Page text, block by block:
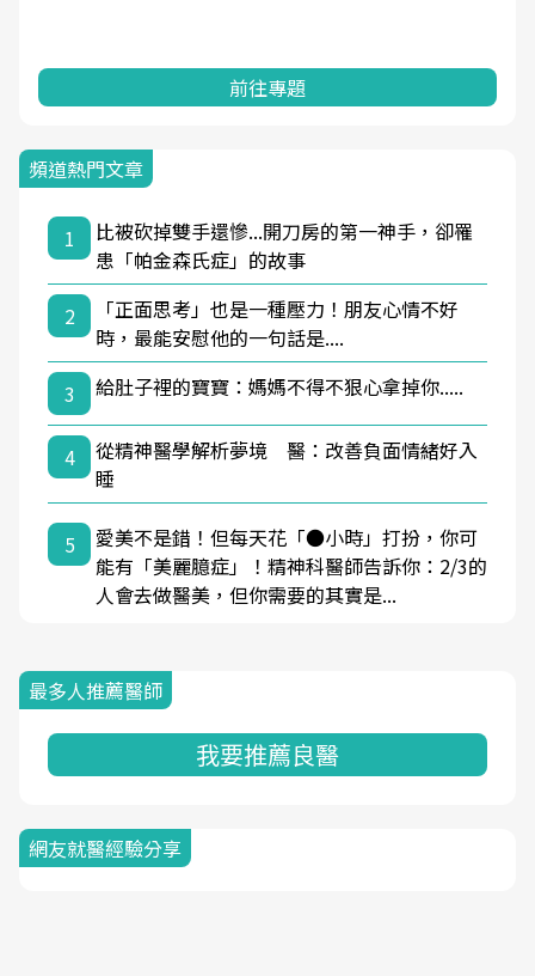
前往專題
頻道熱門文章
1
比被砍掉雙手還慘...開刀房的第一神手，卻罹
患「帕金森氏症」的故事
2
「正面思考」也是一種壓力！朋友心情不好
時，最能安慰他的一句話是....
3
給肚子裡的寶寶：媽媽不得不狠心拿掉你.....
4
從精神醫學解析夢境 醫：改善負面情緒好入
睡
5
愛美不是錯！但每天花「●小時」打扮，你可
能有「美麗臆症」！精神科醫師告訴你：2/3的
人會去做醫美，但你需要的其實是...
最多人推薦醫師
我要推薦良醫
網友就醫經驗分享